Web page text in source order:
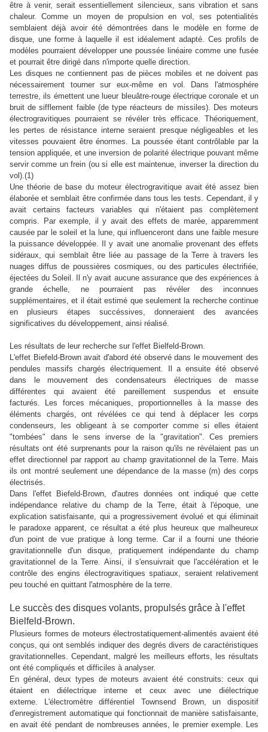
être à venir, serait essentiellement silencieux, sans vibration et sans
chaleur. Comme un moyen de propulsion en vol, ses potentialités
semblaient déjà avoir été démontrées dans le modèle en forme de
disque, une forme à laquelle il est idéalement adapté. Ces profils de
modèles pourraient développer une poussée linéaire comme une fusée
et pourrait être dirigé dans n'importe quelle direction.
Les disques ne contiennent pas de pièces mobiles et ne doivent pas
nécessairement tourner sur eux-même en vol. Dans l'atmosphére
terrestre, ils émettent une lueur bleuâtre-rouge électrique coronale et un
bruit de sifflement faible (de type réacteurs de missiles). Des moteurs
électrogravitiques pourraient se révéler très efficace. Théoriquement,
les pertes de résistance interne seraient presque négligeables et les
vitesses pouvaient être énormes. La poussée étant contrôlable par la
tension appliquée, et une inversion de polarité électrique pouvant même
servir comme un frein (ou si elle est maintenue, inverser la direction du
vol).(1)
Une théorie de base du moteur électrogravitique avait été assez bien
élaborée et semblait être confirmée dans tous les tests. Cependant, il y
avait certains facteurs variables qui n'étaient pas complètement
compris. Par exemple, il y avait des effets de marée, apparemment
causée par le soleil et la lune, qui influenceront dans une faible mesure
la puissance développée. Il y avait une anomalie provenant des effets
sidéraux, qui semblait être liée au passage de la Terre à travers les
nuages ​​diffus de poussières cosmiques, ou des particules électrifiée,
éjectées du Soleil. Il n'y avait aucune assurance que des expériences à
grande échelle, ne pourraient pas révéler des inconnues
supplémentaires, et il était estimé que seulement la recherche continue
en plusieurs étapes succéssives, donneraient des avancées
significatives du développement, ainsi réalisé.
Les résultats de leur recherche sur l'effet Bielfeld-Brown.
L'effet Biefeld-Brown avait d'abord été observé dans le mouvement des
pendules massifs chargés électriquement. Il a ensuite été observé
dans le mouvement des condensateurs électriques de masse
différentes qui avaient été pareillement suspendus et ensuite
facturés. Les forces mécaniques, proportionnelles à la masse des
éléments chargés, ont révélées ce qui tend à déplacer les corps
condenseurs, les obligeant à se comporter comme si elles étaient
"tombées" dans le sens inverse de la "gravitation". Ces premiers
résultats ont été surprenants pour la raison qu'ils ne révélaient pas un
effet directionnel par rapport au champ gravitationnel de la Terre. Mais
ils ont montré seulement une dépendance de la masse (m) des corps
électrisés.
Dans l'effet Biefeld-Brown, d'autres données ont indiqué que cette
indépendance relative du champ de la Terre, était à l'époque, une
explication satisfaisante, qui a progressivement évolué et qui éliminait
le paradoxe apparent, ce résultat a été plus heureux que malheureux
d'un point de vue pratique à long terme. Car il a fourni une théorie
gravitationnelle d'un disque, pratiquement indépendante du champ
gravitationnel de la Terre. Ainsi, il s'ensuivrait que l'accélération et le
contrôle des engins électrogravitiques spatiaux, seraient relativement
peu touché en quittant l'atmosphère de la terre.
Le succès des disques volants, propulsés grâce à l'effet
Bielfeld-Brown.
Plusieurs formes de moteurs électrostatiquement-alimentés avaient été
conçus, qui ont semblés indiquer des degrés divers de caractéristiques
gravitationnelles. Cependant, malgré les meilleurs efforts, les résultats
ont été compliqués et difficiles à analyser.
En général, deux types de moteurs avaient été construits: ceux qui
étaient en diélectrique interne et ceux avec une diélectrique
externe. L'électromètre différentiel Townsend Brown, un dispositif
d'enregistrement automatique qui fonctionnait de manière satisfaisante,
en avait été pendant de nombreuses années, le premier exemple. Les